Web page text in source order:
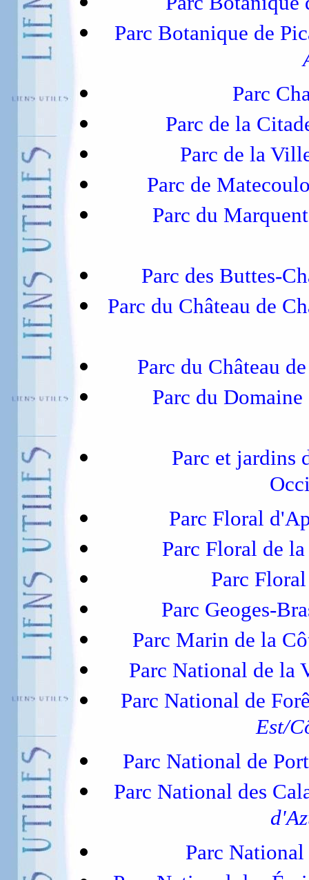
Parc Botanique de
Parc
Parc de la
Parc de la
Parc de
Parc du
Parc des Buttes-
Parc du Château de
Parc du Château
Parc du
Parc et jardins
Parc Floral
Parc Floral de
Parc
Parc Geoges-
Parc Marin de la
Parc National de la
Parc National de
Est/
Parc National de
Parc National des
Parc